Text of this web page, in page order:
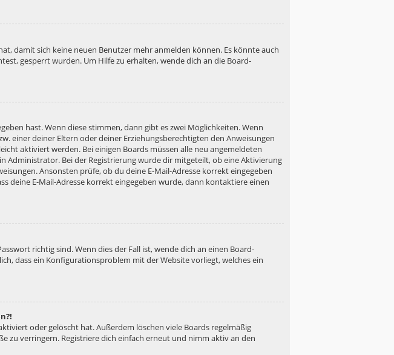
damit sich keine neuen Benutzer mehr anmelden können. Es könnte auch
gesperrt wurden. Um Hilfe zu erhalten, wende dich an die Board-
hast. Wenn diese stimmen, dann gibt es zwei Möglichkeiten. Wenn
einer deiner Eltern oder deiner Erziehungsberechtigten den Anweisungen
aktiviert werden. Bei einigen Boards müssen alle neu angemeldeten
Administrator. Bei der Registrierung wurde dir mitgeteilt, ob eine Aktivierung
Ansonsten prüfe, ob du deine E-Mail-Adresse korrekt eingegeben
deine E-Mail-Adresse korrekt eingegeben wurde, dann kontaktiere einen
richtig sind. Wenn dies der Fall ist, wende dich an einen Board-
dass ein Konfigurationsproblem mit der Website vorliegt, welches ein
oder gelöscht hat. Außerdem löschen viele Boards regelmäßig
zu verringern. Registriere dich einfach erneut und nimm aktiv an den